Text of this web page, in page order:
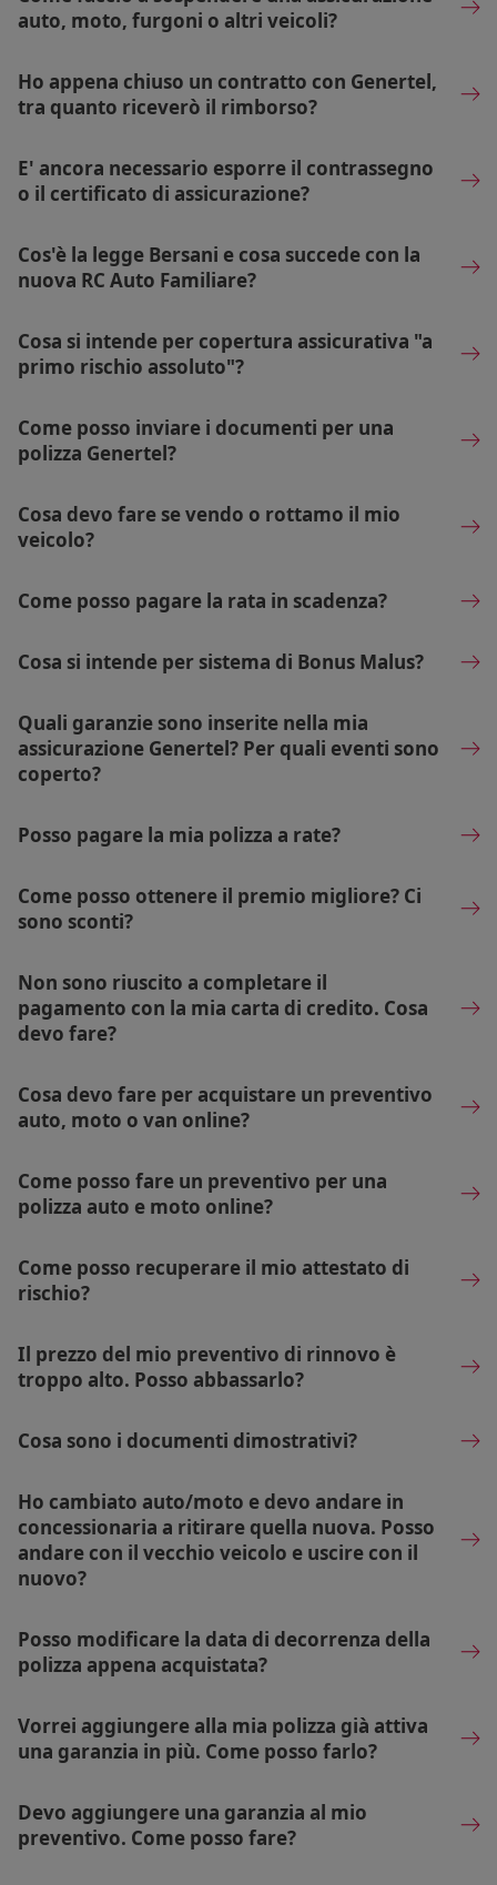
auto, moto, furgoni o altri veicoli?
Ho appena chiuso un contratto con Genertel,
tra quanto riceverò il rimborso?
E' ancora necessario esporre il contrassegno
o il certificato di assicurazione?
Cos'è la legge Bersani e cosa succede con la
nuova RC Auto Familiare?
Cosa si intende per copertura assicurativa "a
primo rischio assoluto"?
Come posso inviare i documenti per una
polizza Genertel?
Cosa devo fare se vendo o rottamo il mio
veicolo?
Come posso pagare la rata in scadenza?
Cosa si intende per sistema di Bonus Malus?
Quali garanzie sono inserite nella mia
assicurazione Genertel? Per quali eventi sono
coperto?
Posso pagare la mia polizza a rate?
Come posso ottenere il premio migliore? Ci
sono sconti?
Non sono riuscito a completare il
pagamento con la mia carta di credito. Cosa
devo fare?
Cosa devo fare per acquistare un preventivo
auto, moto o van online?
Come posso fare un preventivo per una
polizza auto e moto online?
Come posso recuperare il mio attestato di
rischio?
Il prezzo del mio preventivo di rinnovo è
troppo alto. Posso abbassarlo?
Cosa sono i documenti dimostrativi?
Ho cambiato auto/moto e devo andare in
concessionaria a ritirare quella nuova. Posso
andare con il vecchio veicolo e uscire con il
nuovo?
Posso modificare la data di decorrenza della
polizza appena acquistata?
Vorrei aggiungere alla mia polizza già attiva
una garanzia in più. Come posso farlo?
Devo aggiungere una garanzia al mio
preventivo. Come posso fare?